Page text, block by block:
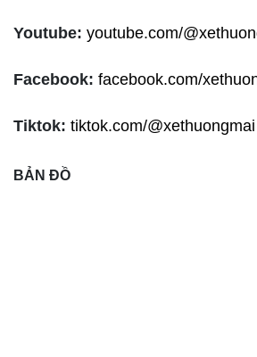
Youtube: youtube.com/
Facebook: facebook.com/
Tiktok: tiktok.com/@xethuongmai
BẢN ĐỒ